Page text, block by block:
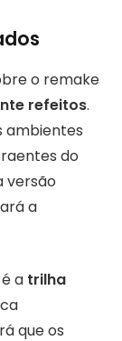
o remake
refeitos.
ambientes
do
versão
a
a trilha
que os